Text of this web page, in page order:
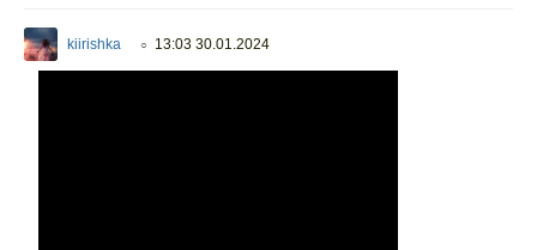
kiirishka ○ 13:03 30.01.2024